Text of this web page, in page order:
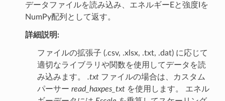
データファイルを読み込み、エネルギーEと強度Iを
NumPy配列として返す。
詳細説明:
ファイルの拡張子 (.csv, .xlsx, .txt, .dat) に応じて
適切なライブラリや関数を使用してデータを読
み込みます。 .txtファイルの場合は、カスタム
パーサー read_haxpes_txtを使用します。 エネル